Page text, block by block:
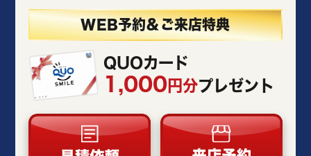
WEB予約＆ご来店特典
QUOカード
1,000円分プレゼント